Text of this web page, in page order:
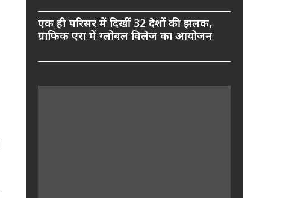
एक ही परिसर में दिखीं 32 देशों की झलक,
ग्राफिक एरा में ग्लोबल विलेज का आयोजन